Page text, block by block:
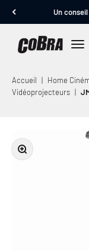
Un
Cobra.fr
Accueil | Home
Vidéoprojecteurs |
Zoomer sur l'image